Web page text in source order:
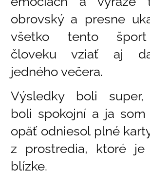
obrovský a presne
všetko tento
človeku vziať aj
jedného večera.
Výsledky boli super,
boli spokojní a ja
opäť odniesol plné
z prostredia, ktoré
blízke.